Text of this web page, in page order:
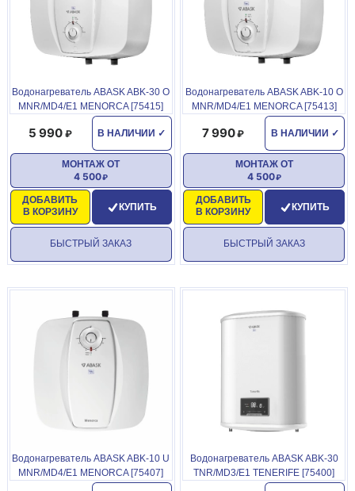
Водонагреватель ABASK ABK-30 О
MNR/MD4/E1 MENORCA [75415]
В НАЛИЧИИ ✓
5 990
ДОБАВИТЬ
В КОРЗИНУ
МОНТАЖ ОТ
4 500
КУПИТЬ
БЫСТРЫЙ ЗАКАЗ
Водонагреватель ABASK ABK-10 О
MNR/MD4/E1 MENORCA [75413]
В НАЛИЧИИ ✓
7 990
ДОБАВИТЬ
В КОРЗИНУ
МОНТАЖ ОТ
4 500
КУПИТЬ
БЫСТРЫЙ ЗАКАЗ
Водонагреватель ABASK ABK-10 U
MNR/MD4/E1 MENORCA [75407]
Водонагреватель ABASK ABK-30
TNR/MD3/E1 TENERIFE [75400]